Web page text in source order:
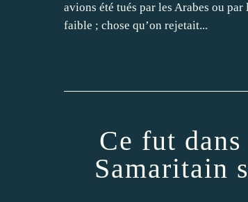
avions été tués par les Arabes ou
faible ; chose qu’on rejetait...
Ce fut
Samaritain